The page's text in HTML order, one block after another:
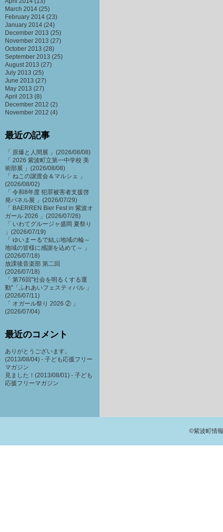
March 2014 (25)
February 2014 (23)
January 2014 (24)
December 2013 (25)
November 2013 (27)
October 2013 (28)
September 2013 (25)
August 2013 (27)
July 2013 (25)
June 2013 (27)
May 2013 (27)
April 2013 (8)
December 2012 (2)
November 2012 (4)
最近の記事
「 原爆と人間展 」(2026/08/08)
「 2026 紫波町立第一中学校 美
術部展 」(2026/08/08)
「 ねこの譲渡会＆マルシェ 」
(2026/08/02)
「 令和8年度 犯罪被害者支援啓
発パネル展 」(2026/07/29)
「 BAERREN Bier Fest in 紫波オ
ガール 2026 」(2026/07/26)
「 いわてグルージャ盛岡 夏祭り
」(2026/07/19)
「 ゆいまーるで結ぶ地域の輪～
地域の皆様に感謝を込めて～ 」
(2026/07/18)
放課後音楽部 第二回
(2026/07/18)
「 第76回"社会を明るくする運
動"「ふれあいフェスティバル 」
(2026/07/11)
「 オガール祭り 2026 ② 」
(2026/07/04)
最近のコメント
ありがとうございます。
(2013/08/04) - 子ども応援フリー
マガジン
見ました！(2013/08/01) - 子ども
応援フリーマガジン
©紫波町情